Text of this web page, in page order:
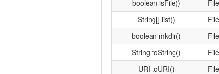
boolean isFile()
String[] list()
boolean mkdir()
String toString()
URI toURI()